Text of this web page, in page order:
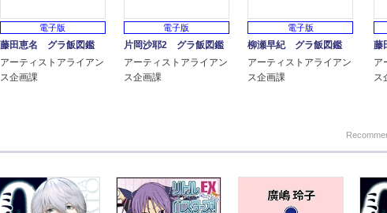
電子版
藤田恵名 グラ飯図鑑
アーティストアライアン
ス企画課
電子版
片岡沙耶2 グラ飯図鑑
アーティストアライアン
ス企画課
電子版
柳瀬早紀 グラ飯図鑑
アーティストアライアン
ス企画課
藤
ア
ス